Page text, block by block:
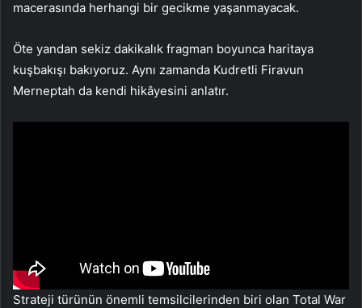
macerasında herhangi bir gecikme yaşanmayacak.
Öte yandan sekiz dakikalık fragman boyunca haritaya
kuşbakışı bakıyoruz. Aynı zamanda Kudretli Firavun
Merneptah da kendi hikâyesini anlatır.
Strateji türünün önemli temsilcilerinden biri olan Total War